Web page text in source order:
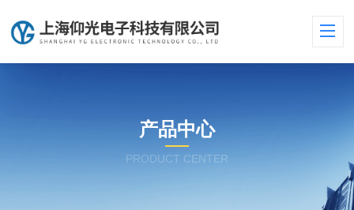
产品中心
PRODUCT CENTER